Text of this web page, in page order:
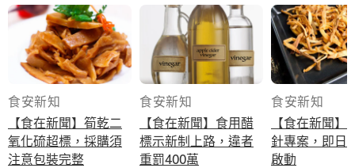
食安新知
【食在新聞】筍乾二
氧化硫超標，採購須
注意包裝完整
食安新知
【食在新聞】食用醋
標示新制上路，違者
重罰400萬
食安新知
【食在新聞】
針專案，即日
啟動